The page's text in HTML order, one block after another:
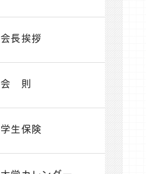
会長挨拶
会 則
学生保険